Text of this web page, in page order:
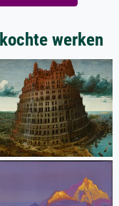
werken